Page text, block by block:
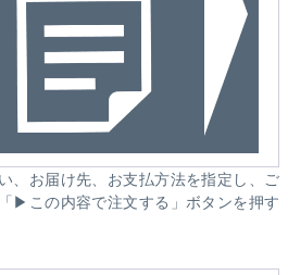
、お届け先、お支払方法を指定し、ご
▶この内容で注文する」ボタンを押す